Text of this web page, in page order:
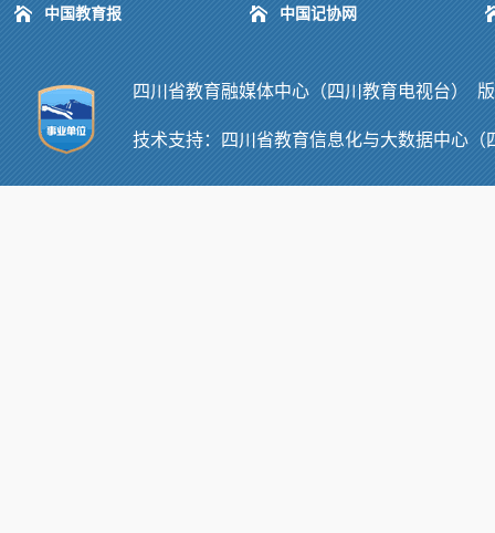
中国教育报 中国记协网
四川省教育融媒体中心（四川教育电视台
技术支持： 四川省教育信息化与大数据中心（